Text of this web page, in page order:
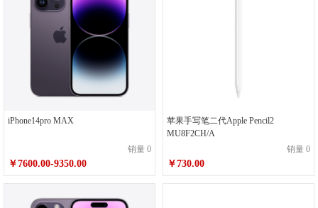
iPhone14pro MAX
销量 0
￥7600.00-9350.00
苹果手写笔二代Apple Pencil2
MU8F2CH/A
销量 0
￥730.00